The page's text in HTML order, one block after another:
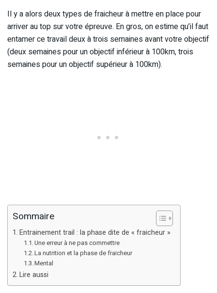
Il y a alors deux types de fraicheur à mettre en place pour
arriver au top sur votre épreuve. En gros, on estime qu’il faut
entamer ce travail deux à trois semaines avant votre objectif
(deux semaines pour un objectif inférieur à 100km, trois
semaines pour un objectif supérieur à 100km).
Sommaire
Entrainement trail : la phase dite de « fraicheur »
Une erreur à ne pas commettre
La nutrition et la phase de fraicheur
Mental
Lire aussi